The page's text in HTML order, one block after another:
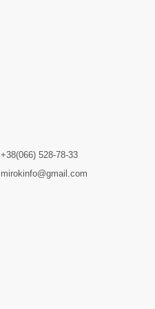
+38(066) 528-78-33
mirokinfo@gmail.com